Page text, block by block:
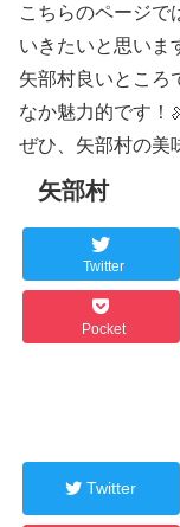
こちらのページで
いきたいと思いま
矢部村良いところ
なか魅力的です！
ぜひ、矢部村の美
矢部村
Twitter
Pocket
Twitter